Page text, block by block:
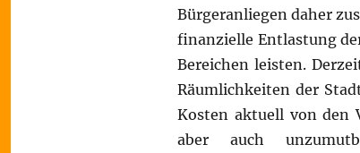
Bürgeranliegen daher
finanzielle Entlastung
Bereichen leisten.
Räumlichkeiten der
Kosten aktuell von den
aber auch